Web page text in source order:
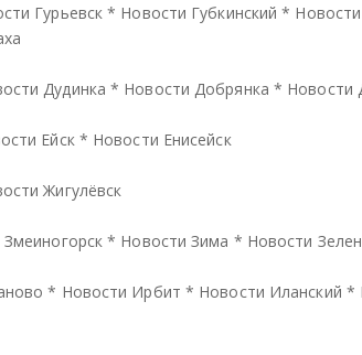
Гурьевск * Новости Губкинский *
Дудинка * Новости Добрянка * Новости
Ейск* Новости Енисейск
Жигулёвск
* Новости Зима * Новости
* Новости Ирбит * Новости Иланский *